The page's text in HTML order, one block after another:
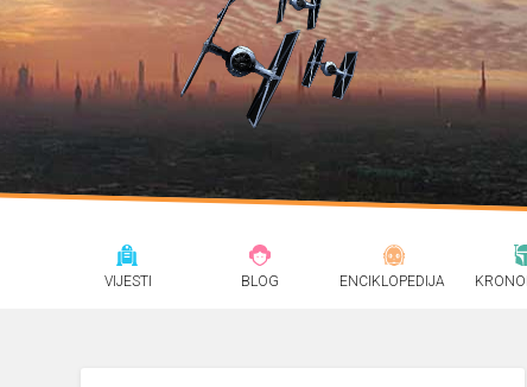
VIJESTI BLOG ENCIKLOPEDIJA